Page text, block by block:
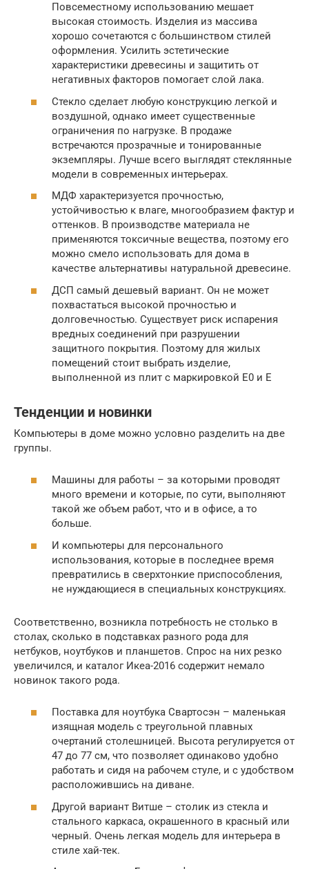
Повсеместному использованию мешает
высокая стоимость. Изделия из массива
хорошо сочетаются с большинством стилей
оформления. Усилить эстетические
характеристики древесины и защитить от
негативных факторов помогает слой лака.
Стекло сделает любую конструкцию легкой и
воздушной, однако имеет существенные
ограничения по нагрузке. В продаже
встречаются прозрачные и тонированные
экземпляры. Лучше всего выглядят стеклянные
модели в современных интерьерах.
МДФ характеризуется прочностью,
устойчивостью к влаге, многообразием фактур и
оттенков. В производстве материала не
применяются токсичные вещества, поэтому его
можно смело использовать для дома в
качестве альтернативы натуральной древесине.
ДСП самый дешевый вариант. Он не может
похвастаться высокой прочностью и
долговечностью. Существует риск испарения
вредных соединений при разрушении
защитного покрытия. Поэтому для жилых
помещений стоит выбрать изделие,
выполненной из плит с маркировкой E0 и E
Тенденции и новинки
Компьютеры в доме можно условно разделить на две
группы.
Машины для работы – за которыми проводят
много времени и которые, по сути, выполняют
такой же объем работ, что и в офисе, а то
больше.
И компьютеры для персонального
использования, которые в последнее время
превратились в сверхтонкие приспособления,
не нуждающиеся в специальных конструкциях.
Соответственно, возникла потребность не столько в
столах, сколько в подставках разного рода для
нетбуков, ноутбуков и планшетов. Спрос на них резко
увеличился, и каталог Икеа-2016 содержит немало
новинок такого рода.
Поставка для ноутбука Свартосэн – маленькая
изящная модель с треугольной плавных
очертаний столешницей. Высота регулируется от
47 до 77 см, что позволяет одинаково удобно
работать и сидя на рабочем стуле, и с удобством
расположившись на диване.
Другой вариант Витше – столик из стекла и
стального каркаса, окрашенного в красный или
черный. Очень легкая модель для интерьера в
стиле хай-тек.